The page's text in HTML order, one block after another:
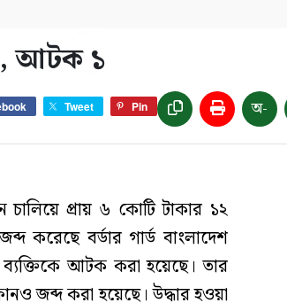
আটক ১
Tweet Pin অ-
চালিয়ে প্রায় ৬ কোটি টাকার ১২
বর্ডার গার্ড বাংলাদেশ
আটক করা হয়েছে। তার
জব্দ করা হয়েছে। উদ্ধার হওয়া